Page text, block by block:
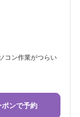
コン作業がつらい
ポンで予約